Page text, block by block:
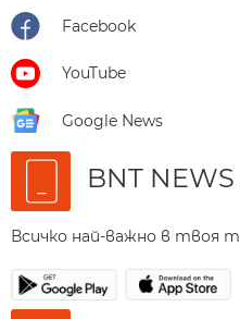
Facebook
YouTube
Google News
BNT NEWS
Всичко най-важно в твоя